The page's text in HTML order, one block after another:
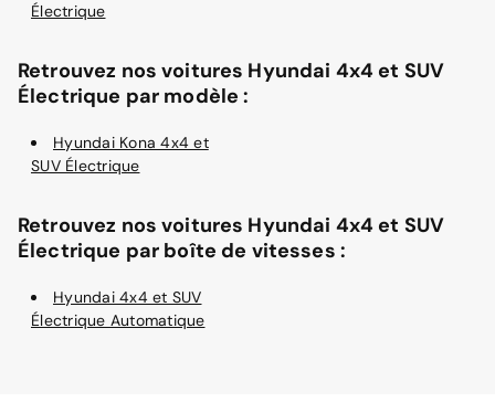
Électrique
Retrouvez nos voitures Hyundai 4x4 et SUV
Électrique par modèle :
Hyundai Kona 4x4 et
SUV Électrique
Retrouvez nos voitures Hyundai 4x4 et SUV
Électrique par boîte de vitesses :
Hyundai 4x4 et SUV
Électrique Automatique